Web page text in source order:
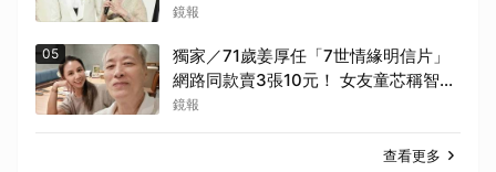
足不出戶
鏡報
05
獨家／71歲姜厚任「7世情緣明信片」
網路同款賣3張10元！ 女友童芯稱智商
146「台大3碩1博」 台灣大學回應
鏡報
查看更多